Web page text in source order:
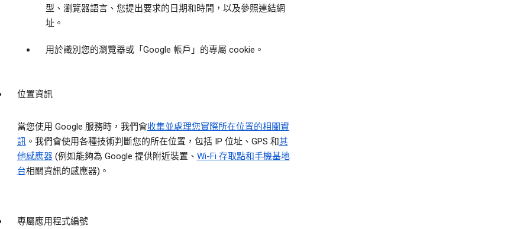
型、瀏覽器語言、您提出要求的日期和時間，以及參照連結網
址。
用於識別您的瀏覽器或「Google 帳戶」的專屬 cookie。
位置資訊
當您使用 Google 服務時，我們會收集並處理您實際所在位置的相關資
訊。我們會使用各種技術判斷您的所在位置，包括 IP 位址、GPS 和其
他感應器(例如能夠為 Google 提供附近裝置、 Wi-Fi 存取點和手機基地
台相關資訊的感應器)。
專屬應用程式編號